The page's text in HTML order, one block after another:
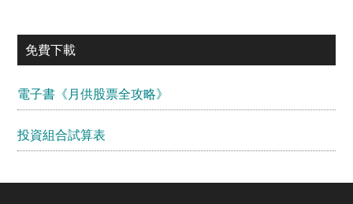
免費下載
電子書《月供股票全攻略》
投資組合試算表